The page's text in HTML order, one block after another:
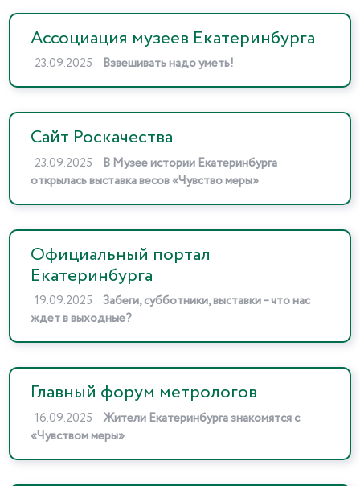
Ассоциация музеев Екатеринбурга
23.09.2025 Взвешивать надо уметь!
Сайт Роскачества
23.09.2025
В Музее истории Екатеринбурга
открылась выставка весов «Чувство меры»
Официальный портал
Екатеринбурга
19.09.2025
Забеги, субботники, выставки – что нас
ждет в выходные?
Главный форум метрологов
16.09.2025
Жители Екатеринбурга знакомятся с
«Чувством меры»